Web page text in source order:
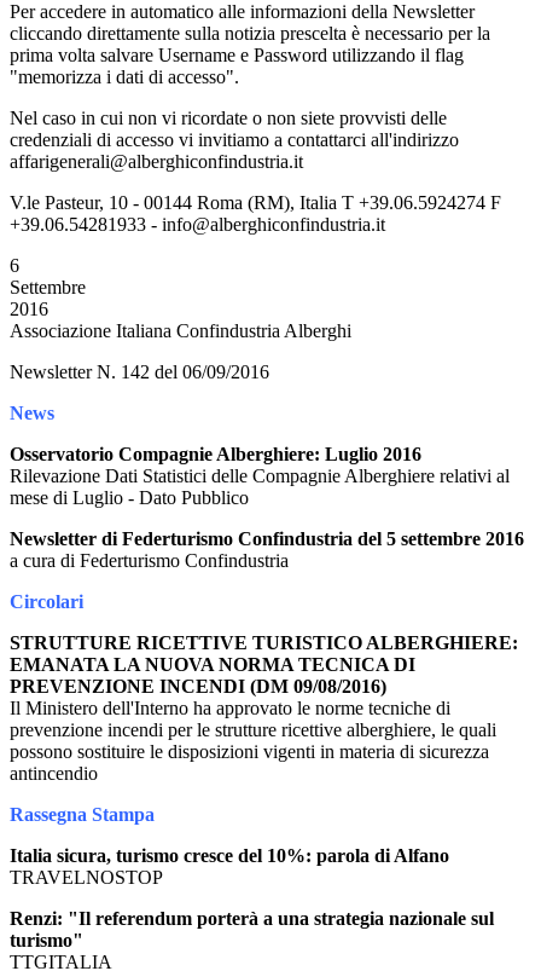
Per accedere in automatico alle informazioni della Newsletter
cliccando direttamente sulla notizia prescelta è necessario per la
prima volta salvare Username e Password utilizzando il flag
"memorizza i dati di accesso".
Nel caso in cui non vi ricordate o non siete provvisti delle
credenziali di accesso vi invitiamo a contattarci all'indirizzo
affarigenerali@alberghiconfindustria.it
V.le Pasteur, 10 - 00144 Roma (RM), Italia T +39.06.5924274 F
+39.06.54281933 - info@alberghiconfindustria.it
6
Settembre
2016
Associazione Italiana Confindustria Alberghi
Newsletter N. 142 del 06/09/2016
News
Osservatorio Compagnie Alberghiere: Luglio 2016
Rilevazione Dati Statistici delle Compagnie Alberghiere relativi al
mese di Luglio - Dato Pubblico
Newsletter di Federturismo Confindustria del 5 settembre 2016
a cura di Federturismo Confindustria
Circolari
STRUTTURE RICETTIVE TURISTICO ALBERGHIERE:
EMANATA LA NUOVA NORMA TECNICA DI
PREVENZIONE INCENDI (DM 09/08/2016)
Il Ministero dell'Interno ha approvato le norme tecniche di
prevenzione incendi per le strutture ricettive alberghiere, le quali
possono sostituire le disposizioni vigenti in materia di sicurezza
antincendio
Rassegna Stampa
Italia sicura, turismo cresce del 10%: parola di Alfano
TRAVELNOSTOP
Renzi: "Il referendum porterà a una strategia nazionale sul
turismo"
TTGITALIA